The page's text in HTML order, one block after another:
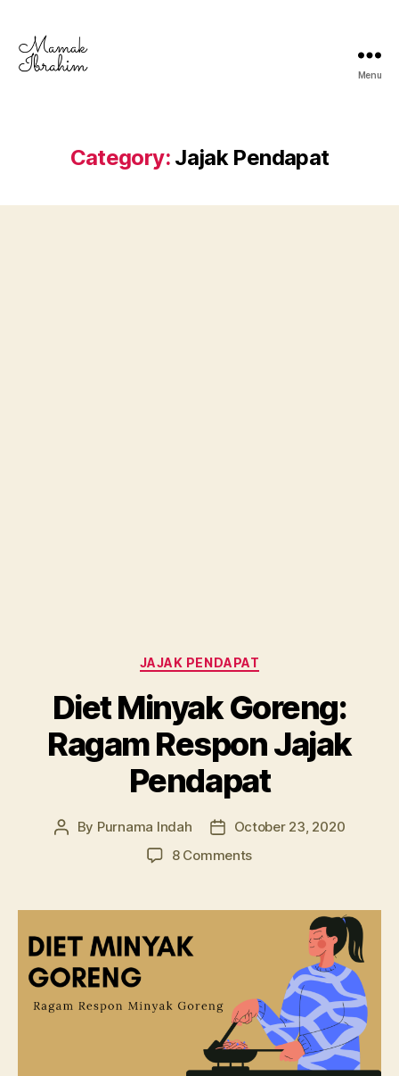
Lifestyle
Blogger
Menu
Category: Jajak Pendapat
Categories
JAJAK PENDAPAT
Diet Minyak Goreng:
Ragam Respon Jajak
Pendapat
Post
By Purnama Indah
PostOctober 23, 2020
8 Commentson
Goreng:
Pendapat